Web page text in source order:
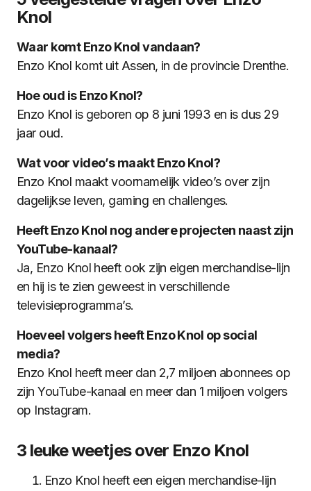
Knol
Waar komt Enzo Knol vandaan?
Enzo Knol komt uit Assen, in de provincie Drenthe.
Hoe oud is Enzo Knol?
Enzo Knol is geboren op 8 juni 1993 en is dus 29
jaar oud.
Wat voor video’s maakt Enzo Knol?
Enzo Knol maakt voornamelijk video’s over zijn
dagelijkse leven, gaming en challenges.
Heeft Enzo Knol nog andere projecten naast zijn
YouTube-kanaal?
Ja, Enzo Knol heeft ook zijn eigen merchandise-lijn
en hij is te zien geweest in verschillende
televisieprogramma’s.
Hoeveel volgers heeft Enzo Knol op social
media?
Enzo Knol heeft meer dan 2,7 miljoen abonnees op
zijn YouTube-kanaal en meer dan 1 miljoen volgers
op Instagram.
3 leuke weetjes over Enzo Knol
Enzo Knol heeft een eigen merchandise-lijn